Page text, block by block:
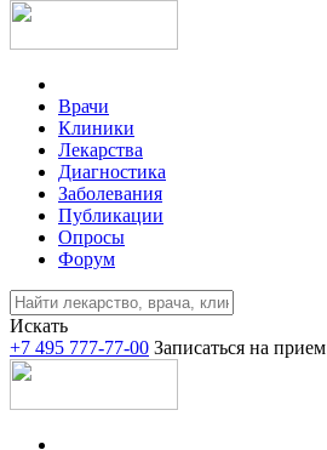
Врачи
Клиники
Лекарства
Диагностика
Заболевания
Публикации
Опросы
Форум
Искать
+7 495 777-77-00 Записаться на прием